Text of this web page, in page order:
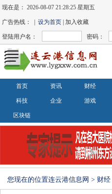
现在是：2026-08-07 21:28:25 星期五
广告热线： |设为首页 | 加入收藏
登陆用户名： 密码：
首页 资讯 财经
科技 企业 游戏
区块链
您现在的位置连云港信息网 > 财经